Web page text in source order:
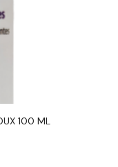
100 ML